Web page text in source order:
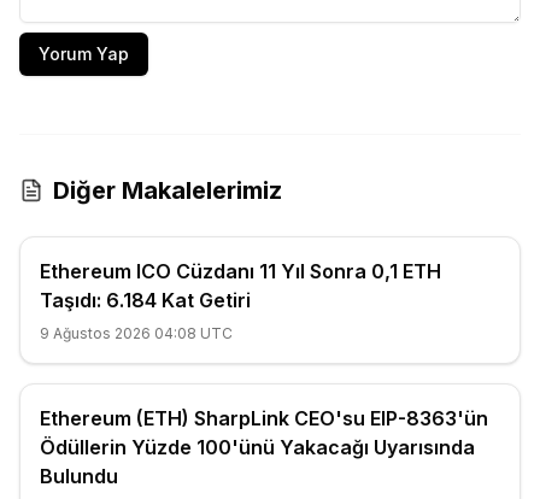
Yorum Yap
Diğer Makalelerimiz
Ethereum ICO Cüzdanı 11 Yıl Sonra 0,1 ETH
Taşıdı: 6.184 Kat Getiri
9 Ağustos 2026 04:08 UTC
Ethereum (ETH) SharpLink CEO'su EIP-8363'ün
Ödüllerin Yüzde 100'ünü Yakacağı Uyarısında
Bulundu